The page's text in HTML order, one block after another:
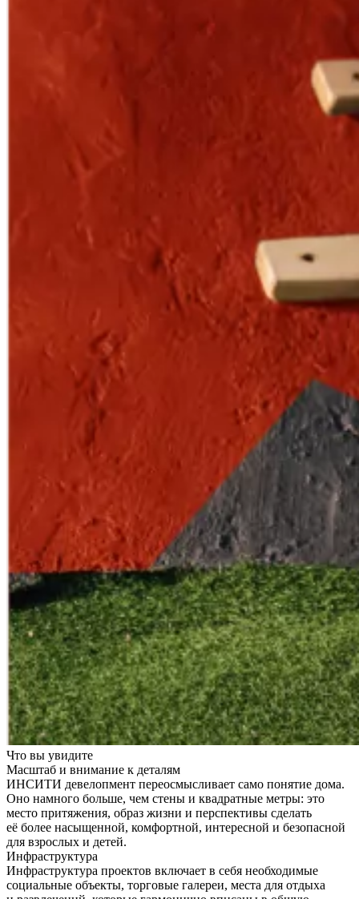
Что вы увидите
Масштаб и внимание к деталям
ИНСИТИ девелопмент переосмысливает само понятие дома.
Оно намного больше, чем стены и квадратные метры: это
место притяжения, образ жизни и перспективы сделать
её более насыщенной, комфортной, интересной и безопасной
для взрослых и детей.
Инфраструктура
Инфраструктура проектов включает в себя необходимые
социальные объекты, торговые галереи, места для отдыха